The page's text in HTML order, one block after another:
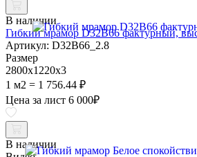
В наличии
Гибкий мрамор D32B66 фактурный,
Артикул: D32B66_2.8
Размер
2800х1220х3
1 м2 = 1 756.44 ₽
Цена за лист 6 000₽
В наличии